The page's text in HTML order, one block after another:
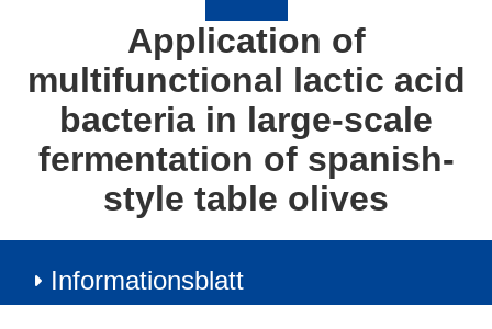
Application of
multifunctional lactic acid
bacteria in large-scale
fermentation of spanish-
style table olives
Informationsblatt